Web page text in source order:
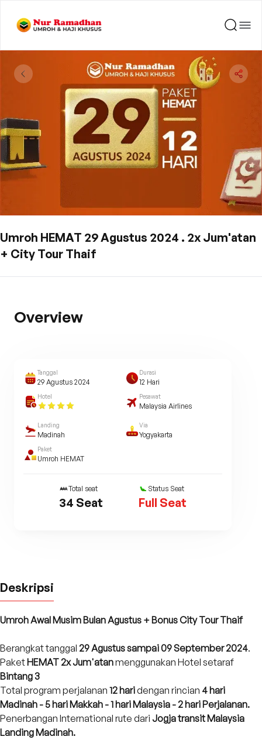
Umroh HEMAT 29 Agustus 2024 . 2x Jum'atan
+ City Tour Thaif
Overview
Tanggal
29 Agustus 2024
Durasi
12 Hari
Hotel Pesawat
Malaysia Airlines
Landing
Madinah
Via
Yogyakarta
Paket
Umroh HEMAT
Total seat
34 Seat
Status Seat
Full Seat
Deskripsi
Umroh Awal Musim Bulan Agustus + Bonus City Tour Thaif
Berangkat tanggal 29 Agustus sampai 09 September 2024.
Paket HEMAT 2x Jum'atanmenggunakan Hotel setaraf
Bintang 3
Total program perjalanan 12 haridengan rincian 4 hari
Madinah - 5 hari Makkah - 1 hari Malaysia - 2 hari Perjalanan.
Penerbangan International rute dari Jogja transit Malaysia
Landing Madinah.